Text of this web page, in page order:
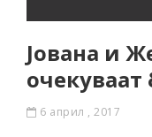
Јована и
6 април , 2017